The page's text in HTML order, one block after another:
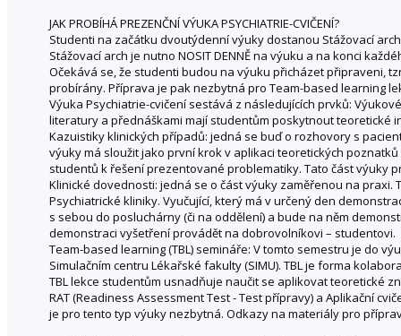
JAK PROBÍHÁ PREZENČNÍ VÝUKA PSYCHIATRIE-CVIČENÍ?
Studenti na začátku dvoutýdenní výuky dostanou Stážovací
Stážovací arch je nutno NOSIT DENNĚ na výuku a na konci
Očekává se, že studenti budou na výuku přicházet připraveni,
probírány. Příprava je pak nezbytná pro Team-based learning
Výuka Psychiatrie-cvičení sestává z následujících prvků:
literatury a přednáškami mají studentům poskytnout teoretické
Kazuistiky klinických případů: jedná se buď o rozhovory s
výuky má sloužit jako první krok v aplikaci teoretických
studentů k řešení prezentované problematiky. Tato část výuky
Klinické dovednosti: jedná se o část výuky zaměřenou na
Psychiatrické kliniky. Vyučující, který má v určený den
s sebou do posluchárny (či na oddělení) a bude na něm
demonstraci vyšetření provádět na dobrovolníkovi – studentovi.
Team-based learning (TBL) semináře: V tomto semestru je do
Simulačním centru Lékařské fakulty (SIMU). TBL je forma
TBL lekce studentům usnadňuje naučit se aplikovat teoretické
RAT (Readiness Assessment Test - Test přípravy) a Aplikační
je pro tento typ výuky nezbytná. Odkazy na materiály pro